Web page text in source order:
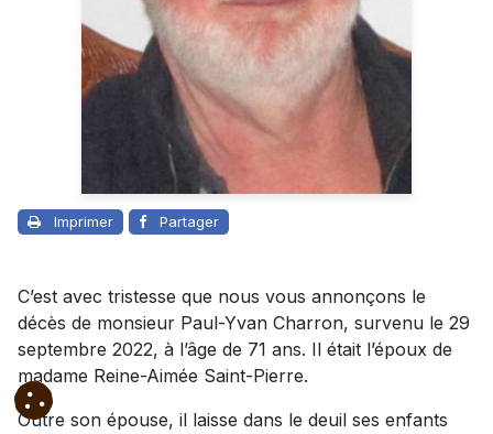
Imprimer Partager
C’est avec tristesse que nous vous annonçons le
décès de monsieur Paul-Yvan Charron, survenu le 29
septembre 2022, à l’âge de 71 ans. Il était l’époux de
madame Reine-Aimée Saint-Pierre.
Outre son épouse, il laisse dans le deuil ses enfants